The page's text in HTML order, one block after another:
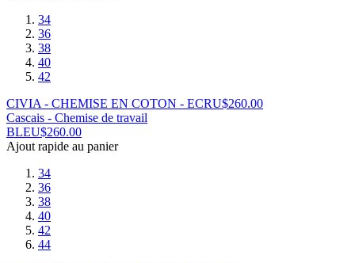
34
36
38
40
42
CIVIA - CHEMISE EN COTON - ECRU$260.00
Cascais - Chemise de travail
BLEU$260.00
Ajout rapide au panier
34
36
38
40
42
44